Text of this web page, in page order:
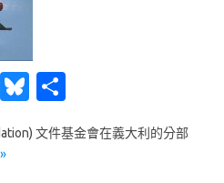
M
Bl
es
文件基金會在義大利的分部